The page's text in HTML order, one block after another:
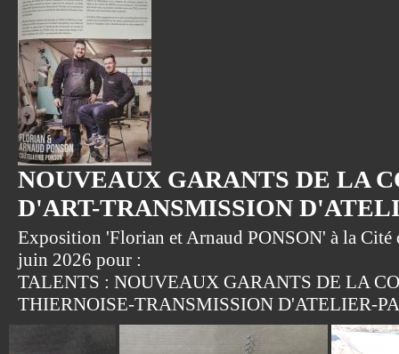
NOUVEAUX GARANTS DE LA
D'ART-TRANSMISSION
Exposition 'Florian et Arnaud PONSON' à la Cité
juin 2026 pour :
TALENTS : NOUVEAUX GARANTS DE LA
THIERNOISE-TRANSMISSION D'ATELIER-